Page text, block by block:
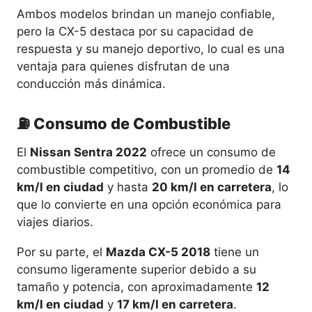
Ambos modelos brindan un manejo confiable,
pero la CX-5 destaca por su capacidad de
respuesta y su manejo deportivo, lo cual es una
ventaja para quienes disfrutan de una
conducción más dinámica.
⛽ Consumo de Combustible
El Nissan Sentra 2022 ofrece un consumo de
combustible competitivo, con un promedio de 14
km/l en ciudad y hasta 20 km/l en carretera, lo
que lo convierte en una opción económica para
viajes diarios.
Por su parte, el Mazda CX-5 2018 tiene un
consumo ligeramente superior debido a su
tamaño y potencia, con aproximadamente 12
km/l en ciudad y 17 km/l en carretera.